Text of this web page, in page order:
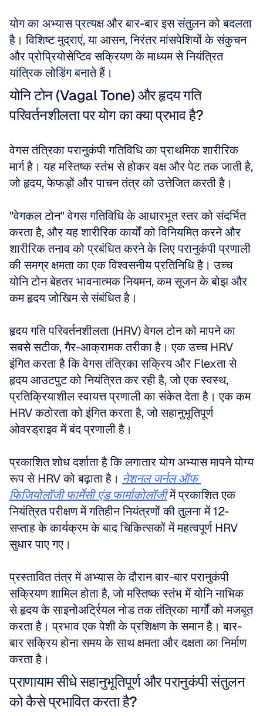
योग का अभ्यास प्रत्यक्ष और बार-बार इस संतुलन को बदलता
है। विशिष्ट मुद्राएं, या आसन, निरंतर मांसपेशियों के संकुचन
और प्रोप्रियोसेप्टिव सक्रियण के माध्यम से नियंत्रित
यांत्रिक लोडिंग बनाते हैं।
योनि टोन (Vagal Tone) और हृदय गति
परिवर्तनशीलता पर योग का क्या प्रभाव है?
वेगस तंत्रिका परानुकंपी गतिविधि का प्राथमिक शारीरिक
मार्ग है। यह मस्तिष्क स्तंभ से होकर वक्ष और पेट तक जाती है,
जो हृदय, फेफड़ों और पाचन तंत्र को उत्तेजित करती है।
"वेगकल टोन" वेगस गतिविधि के आधारभूत स्तर को संदर्भित
करता है, और यह शारीरिक कार्यों को विनियमित करने और
शारीरिक तनाव को प्रबंधित करने के लिए परानुकंपी प्रणाली
की समग्र क्षमता का एक विश्वसनीय प्रतिनिधि है। उच्च
योनि टोन बेहतर भावनात्मक नियमन, कम सूजन के बोझ और
कम हृदय जोखिम से संबंधित है।
हृदय गति परिवर्तनशीलता (HRV) वेगल टोन को मापने का
सबसे सटीक, गैर-आक्रामक तरीका है। एक उच्च HRV
इंगित करता है कि वेगस तंत्रिका सक्रिय और Flexता से
हृदय आउटपुट को नियंत्रित कर रही है, जो एक स्वस्थ,
प्रतिक्रियाशील स्वायत्त प्रणाली का संकेत देता है। एक कम
HRV कठोरता को इंगित करता है, जो सहानुभूतिपूर्ण
ओवरड्राइव में बंद प्रणाली है।
प्रकाशित शोध दर्शाता है कि लगातार योग अभ्यास मापने योग्य
रूप से HRV को बढ़ाता है। नेशनल जर्नल ऑफ
फिजियोलॉजी फार्मेसी एंड फार्माकोलॉजी में प्रकाशित एक
नियंत्रित परीक्षण में गतिहीन नियंत्रणों की तुलना में 12-
सप्ताह के कार्यक्रम के बाद चिकित्सकों में महत्वपूर्ण HRV
सुधार पाए गए।
प्रस्तावित तंत्र में अभ्यास के दौरान बार-बार परानुकंपी
सक्रियण शामिल होता है, जो मस्तिष्क स्तंभ में योनि नाभिक
से हृदय के साइनोअर्ट्रियल नोड तक तंत्रिका मार्गों को मजबूत
करता है। प्रभाव एक पेशी के प्रशिक्षण के समान है। बार-
बार सक्रिय होना समय के साथ क्षमता और दक्षता का निर्माण
करता है।
प्राणायाम सीधे सहानुभूतिपूर्ण और परानुकंपी संतुलन
को कैसे प्रभावित करता है?